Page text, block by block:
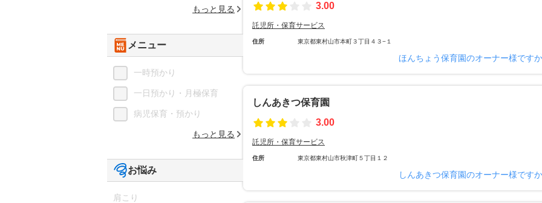
3.00
託児所・保育サービス
住所 東京都東村山市本町３丁目４３−１
ほんちょう保育園のオーナー様です
しんあきつ保育園
3.00
託児所・保育サービス
住所 東京都東村山市秋津町５丁目１２
しんあきつ保育園のオーナー様です
もっと見る
メニュー
一時預かり
一日預かり・月極保育
病児保育・預かり
もっと見る
お悩み
肩こり